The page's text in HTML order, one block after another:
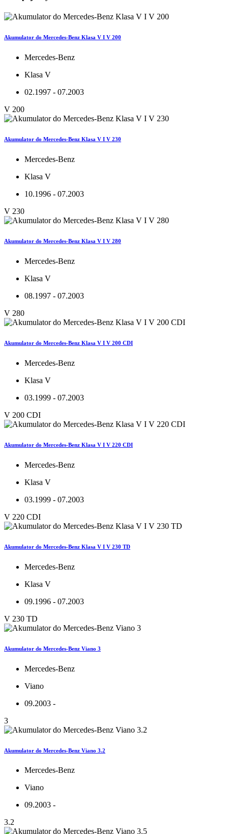
Akumulator do Mercedes-Benz Klasa V I V 200
Mercedes-Benz
Klasa V
02.1997 - 07.2003
V 200
Akumulator do Mercedes-Benz Klasa V I V 230
Mercedes-Benz
Klasa V
10.1996 - 07.2003
V 230
Akumulator do Mercedes-Benz Klasa V I V 280
Mercedes-Benz
Klasa V
08.1997 - 07.2003
V 280
Akumulator do Mercedes-Benz Klasa V I V 200 CDI
Mercedes-Benz
Klasa V
03.1999 - 07.2003
V 200 CDI
Akumulator do Mercedes-Benz Klasa V I V 220 CDI
Mercedes-Benz
Klasa V
03.1999 - 07.2003
V 220 CDI
Akumulator do Mercedes-Benz Klasa V I V 230 TD
Mercedes-Benz
Klasa V
09.1996 - 07.2003
V 230 TD
Akumulator do Mercedes-Benz Viano 3
Mercedes-Benz
Viano
09.2003 -
3
Akumulator do Mercedes-Benz Viano 3.2
Mercedes-Benz
Viano
09.2003 -
3.2